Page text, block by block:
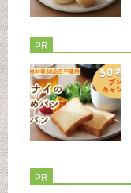
PR
PR